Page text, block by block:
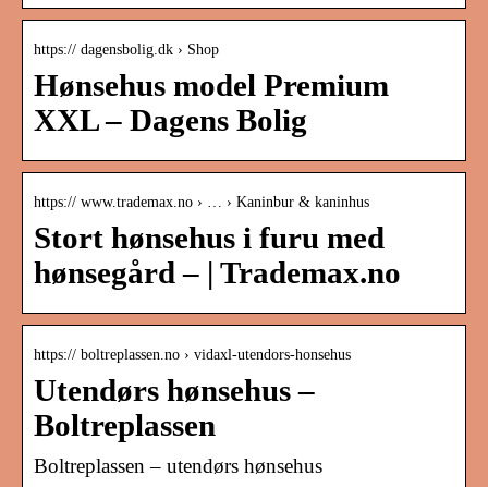
https:// dagensbolig.dk › Shop
Hønsehus model Premium
XXL – Dagens Bolig
https:// www.trademax.no › … › Kaninbur & kaninhus
Stort hønsehus i furu med
hønsegård – | Trademax.no
https:// boltreplassen.no › vidaxl-utendors-honsehus
Utendørs hønsehus –
Boltreplassen
Boltreplassen – utendørs hønsehus